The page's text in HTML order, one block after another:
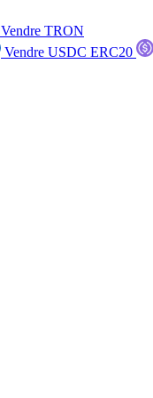
Vendre TRON
Vendre USDC ERC20